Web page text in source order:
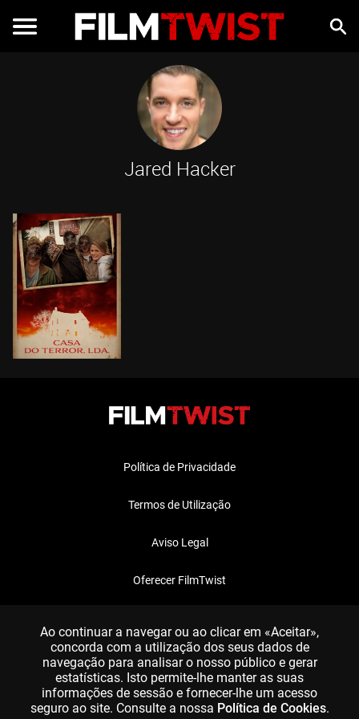
Jared Hacker
Política de Privacidade
Termos de Utilização
Aviso Legal
Oferecer FilmTwist
Ao continuar a navegar ou ao clicar em «Aceitar»,
concorda com a utilização dos seus dados de
navegação para analisar o nosso público e gerar
estatísticas. Isto permite-lhe manter as suas
informações de sessão e fornecer-lhe um acesso
seguro ao site. Consulte a nossa Política de Cookies.